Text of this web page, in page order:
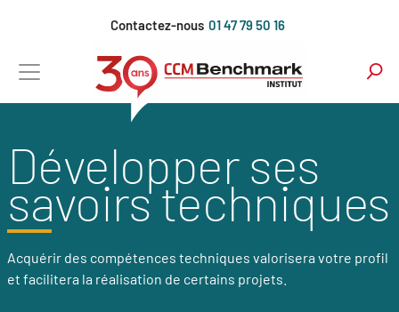
principal
Contactez-nous 01 47 79 50 16
Développer ses
savoirs techniques
Acquérir des compétences techniques valorisera votre profil
et facilitera la réalisation de certains projets.